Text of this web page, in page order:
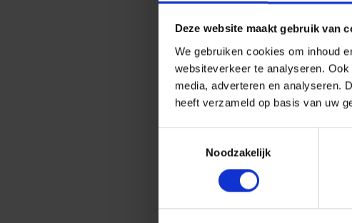
Deze website maakt gebruik van
We gebruiken cookies om inhoud
websiteverkeer te analyseren. Ook
media, adverteren en analyseren.
heeft verzameld op basis van uw
Noodzakelijk